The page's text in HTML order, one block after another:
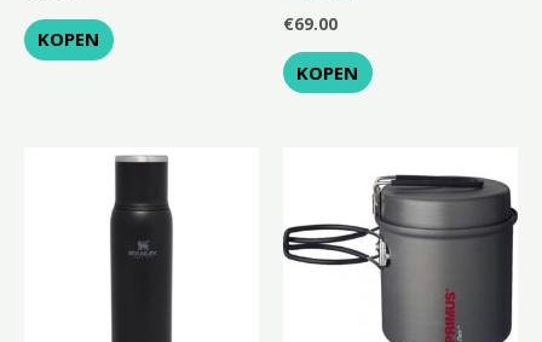
KOPEN
€69.00
KOPEN